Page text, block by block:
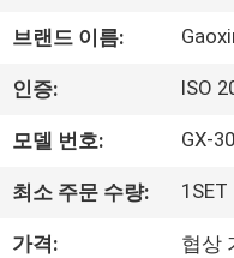
우
리
에
브랜드 이름:
인증: ISO
모델 번호: GX-
최소 주문 수량: 1SET
가격: 협상